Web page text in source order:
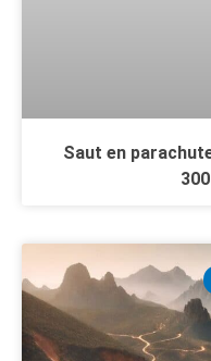
Saut en